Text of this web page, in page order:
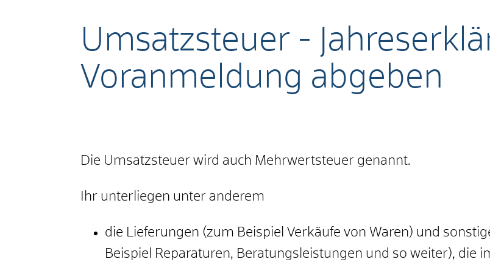
Umsatzsteuer -
Voranmeldung abgeben
Die Umsatzsteuer wird auch Mehrwertsteuer genannt.
Ihr unterliegen unter anderem
die Lieferungen (zum Beispiel Verkäufe von Waren) und
Beispiel Reparaturen, Beratungsleistungen und so weiter), die